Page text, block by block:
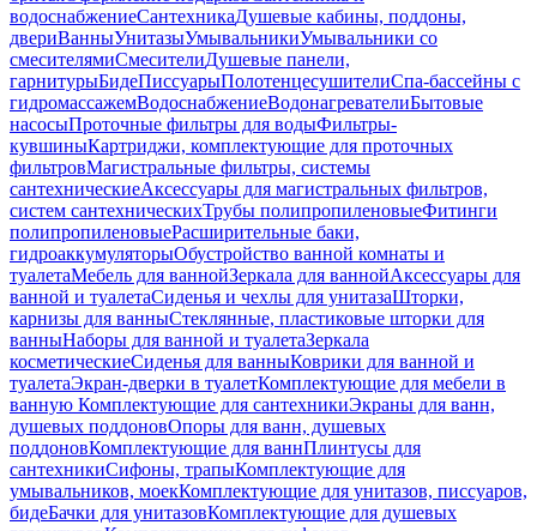
водоснабжениеСантехникаДушевые кабины, поддоны,
двериВанныУнитазыУмывальникиУмывальники со
смесителямиСмесителиДушевые панели,
гарнитурыБидеПиссуарыПолотенцесушителиСпа-бассейны с
гидромассажемВодоснабжениеВодонагревателиБытовые
насосыПроточные фильтры для водыФильтры-
кувшиныКартриджи, комплектующие для проточных
фильтровМагистральные фильтры, системы
сантехническиеАксессуары для магистральных фильтров,
систем сантехническихТрубы полипропиленовыеФитинги
полипропиленовыеРасширительные баки,
гидроаккумуляторыОбустройство ванной комнаты и
туалетаМебель для ваннойЗеркала для ваннойАксессуары для
ванной и туалетаСиденья и чехлы для унитазаШторки,
карнизы для ванныСтеклянные, пластиковые шторки для
ванныНаборы для ванной и туалетаЗеркала
косметическиеСиденья для ванныКоврики для ванной и
туалетаЭкран-дверки в туалетКомплектующие для мебели в
ванную Комплектующие для сантехникиЭкраны для ванн,
душевых поддоновОпоры для ванн, душевых
поддоновКомплектующие для ваннПлинтусы для
сантехникиСифоны, трапыКомплектующие для
умывальников, моекКомплектующие для унитазов, писсуаров,
бидеБачки для унитазовКомплектующие для душевых